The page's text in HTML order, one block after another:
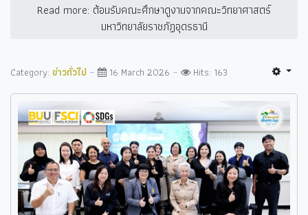
Read more: ต้อนรับคณะศึกษาดูงานจากคณะวิทยาศาสตร์
มหาวิทยาลัยราชภัฏอุดรธานี
Category: ข่าวทั่วไป 16 March 2026 Hits: 163